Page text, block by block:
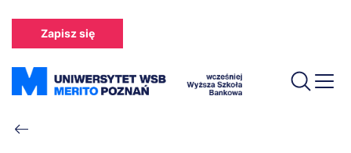
treści
Zapisz się
Ścieżka